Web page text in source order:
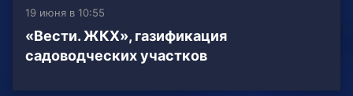
19 июня в 10:55
«Вести. ЖКХ», газификация
садоводческих участков